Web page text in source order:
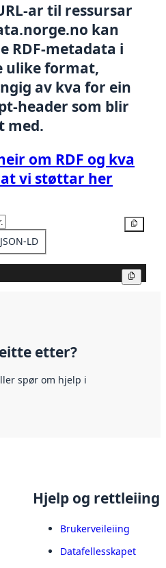
ar til ressursar
kan
RDF-metadata i
ulike format,
av kva for ein
header som blir
med.
om RDF og kva
vi støttar her
JSON-LD
etter?
spør om hjelp i
Hjelp og rettleiing
Brukerveileiing
Datafellesskapet